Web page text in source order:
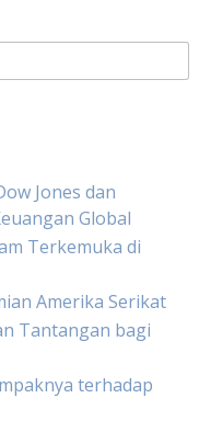
Jones dan
Global
Terkemuka di
Amerika Serikat
Tantangan bagi
terhadap